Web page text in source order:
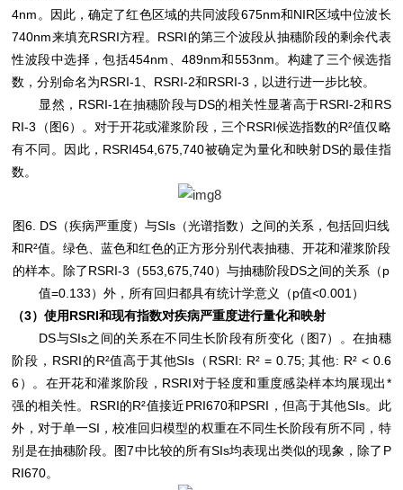
4nm。因此，确定了红色区域的共同波段675nm和NIR区域中位波长
740nm来填充RSRI方程。RSRI的第三个波段从抽穗阶段的剩余代表
性波段中选择，包括454nm、489nm和553nm。构建了三个候选指
数，分别命名为RSRI-1、RSRI-2和RSRI-3，以进行进一步比较。
显然，RSRI-1在抽穗阶段与DS的相关性显著高于RSRI-2和RS
RI-3（图6）。对于开花或灌浆阶段，三个RSRI候选指数的R²值仅略
有不同。因此，RSRI454,675,740被确定为量化和映射DS的最佳指
数。
图6. DS（疾病严重度）与SIs（光谱指数）之间的关系，包括回归线
和R²值。绿色、蓝色和红色的正方形分别代表抽穗、开花和灌浆阶段
的样本。除了RSRI-3（553,675,740）与抽穗阶段DS之间的关系（p
值=0.133）外，所有回归都具有统计学意义（p值<0.001）
（3）使用RSRI和现有指数对疾病严重度进行量化和映射
DS与SIs之间的关系在不同生长阶段有所变化（图7）。在抽穗
阶段，RSRI的R²值高于其他SIs（RSRI: R² = 0.75; 其他: R² < 0.6
6）。在开花和灌浆阶段，RSRI对于轻度和重度感染样本均展现出*
强的相关性。RSRI的R²值接近PRI670和PSRI，但高于其他SIs。此
外，对于单一SI，校准回归模型的权重在不同生长阶段有所不同，特
别是在抽穗阶段。图7中比较的所有SIs均表现出类似的现象，除了P
RI670。